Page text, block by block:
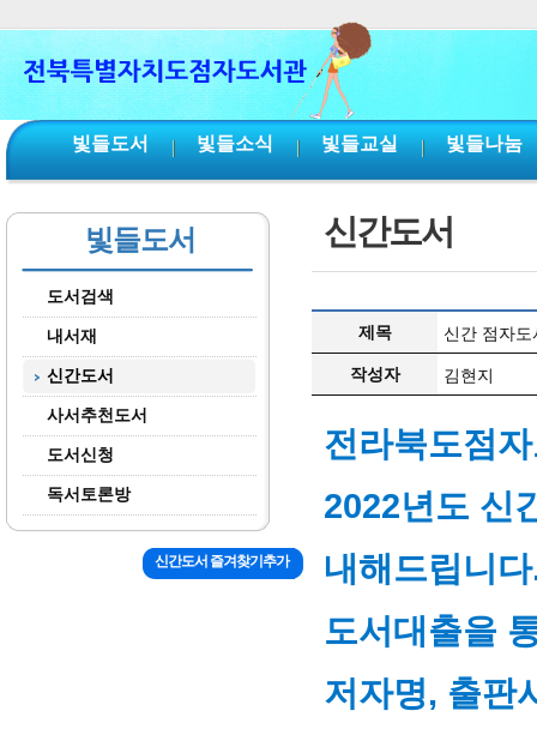
빛들도서 빛들소식 빛들교실 빛들나눔
빛들도서
도서검색
내서재
신간도서
사서추천도서
도서신청
독서토론방
신간도서
제목 신간 점자
작성자 김현지
전라북도점
2022년도 신
내해드립니
도서대출을
저자명, 출판
신간도서 즐겨찾기추가